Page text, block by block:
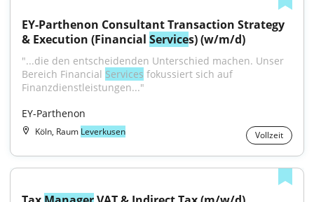
EY-Parthenon Consultant Transaction Strategy
& Execution (Financial Services) (w/m/d)
"...die den entscheidenden Unterschied machen. Unser
Bereich Financial Services fokussiert sich auf
Finanzdienstleistungen..."
EY-Parthenon
Köln, Raum Leverkusen Vollzeit